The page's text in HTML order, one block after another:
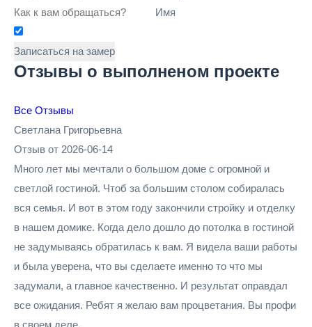
Имя
Записаться на замер
Отзывы о выполненом проекте
Все Отзывы
Светлана Григорьевна
Отзыв от 2026-06-14
Много лет мы мечтали о большом доме с огромной и
светлой гостиной. Чтоб за большим столом собиралась
вся семья. И вот в этом году закончили стройку и отделку
в нашем домике. Когда дело дошло до потолка в гостиной
не задумываясь обратилась к вам. Я видела ваши работы
и была уверена, что вы сделаете именно то что мы
задумали, а главное качественно. И результат оправдал
все ожидания. Ребят я желаю вам процветания. Вы профи
в своем деле.